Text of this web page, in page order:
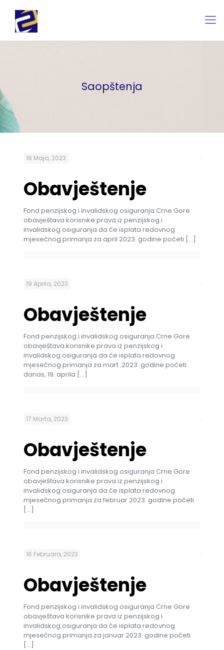
Saopštenja
18 Maja, 2023
Obavještenje
Fond penzijskog i invalidskog osiguranja Crne Gore
obavještava korisnike prava iz penzijskog i
invalidskog osiguranja da će isplata redovnog
mjesečnog primanja za april 2023. godine početi […]
19 Aprila, 2023
Obavještenje
Fond penzijskog i invalidskog osiguranja Crne Gore
obavještava korisnike prava iz penzijskog i
invalidskog osiguranja da će isplata redovnog
mjesečnog primanja za mart 2023. godine početi
danas, 19. aprila […]
17 Marta, 2023
Obavještenje
Fond penzijskog i invalidskog osiguranja Crne Gore
obavještava korisnike prava iz penzijskog i
invalidskog osiguranja da će isplata redovnog
mjesečnog primanja za februar 2023. godine početi
[…]
16 Februara, 2023
Obavještenje
Fond penzijskog i invalidskog osiguranja Crne Gore
obavještava korisnike prava iz penzijskog i
invalidskog osiguranja da će isplata redovnog
mjesečnog primanja za januar 2023. godine početi
[…]